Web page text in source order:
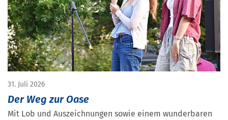
31. Juli 2026
Der Weg zur Oase
Mit Lob und Auszeichnungen sowie einem wunderbaren